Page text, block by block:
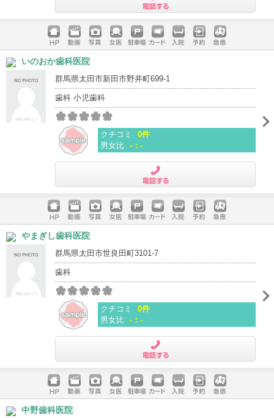
ホームペ
ージ
動画 写真 女医 駐車場
クレジッ
入院 予約 急患
いのおか歯科医院
群馬県太田市新田市野井町699-1
歯科 小児歯科
クチコミ
0件
男女比 -：-
ホームペ
ージ
動画 写真 女医 駐車場
クレジッ
入院 予約 急患
やまぎし歯科医院
群馬県太田市世良田町3101-7
歯科
クチコミ
0件
男女比 -：-
ホームペ
ージ
動画 写真 女医 駐車場
クレジッ
入院 予約 急患
中野歯科医院